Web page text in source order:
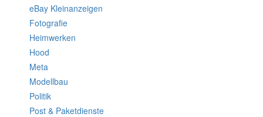
eBay Kleinanzeigen
Fotografie
Heimwerken
Hood
Meta
Modellbau
Politik
Post & Paketdienste